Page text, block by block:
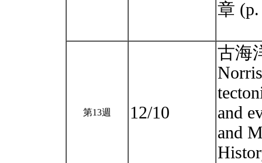
章 (p.
第13週 12/10
古海
and
and